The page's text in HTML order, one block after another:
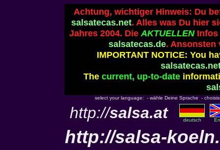
Achtung, wichtiger Hinweis: Du
salsatecas.net. Alles was Du hier
Jahres 2004. Die AKTUELLENInfos
salsatecas.de. Ansonsten
IMPORTANT NOTICE: You
The current, up-to-date
select your language: - wähle Deine Sprache -
http://salsa.at deutsch
http://salsa-